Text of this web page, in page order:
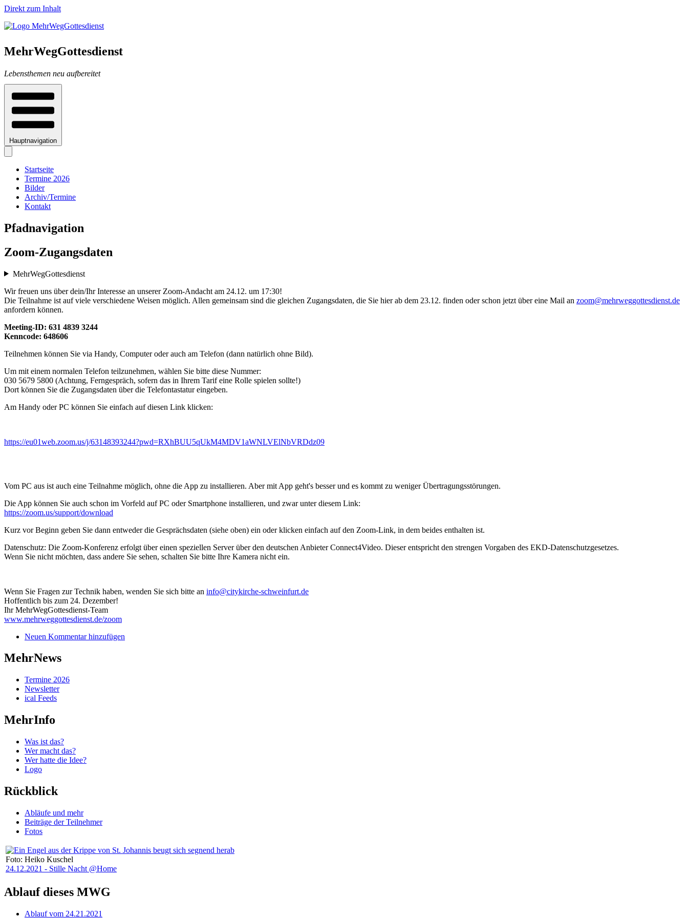
Direkt zum Inhalt
MehrWegGottesdienst
Lebensthemen neu aufbereitet
Hauptnavigation
Startseite
Termine 2026
Bilder
Archiv/Termine
Kontakt
Pfadnavigation
Zoom-Zugangsdaten
MehrWegGottesdienst
Wir freuen uns über dein/Ihr Interesse an unserer Zoom-Andacht am 24.12. um 17:30!
Die Teilnahme ist auf viele verschiedene Weisen möglich. Allen gemeinsam sind die gleichen Zugangsdaten, die Sie hier ab dem 23.12. finden oder schon jetzt über eine Mail an zoom@mehrweggottesdienst.de
anfordern können.
Meeting-ID: 631 4839 3244
Kenncode: 648606
Teilnehmen können Sie via Handy, Computer oder auch am Telefon (dann natürlich ohne Bild).
Um mit einem normalen Telefon teilzunehmen, wählen Sie bitte diese Nummer:
030 5679 5800 (Achtung, Ferngespräch, sofern das in Ihrem Tarif eine Rolle spielen sollte!)
Dort können Sie die Zugangsdaten über die Telefontastatur eingeben.
Am Handy oder PC können Sie einfach auf diesen Link klicken:
https://eu01web.zoom.us/j/63148393244?pwd=RXhBUU5qUkM4MDV1aWNLVElNbVRDdz09
Vom PC aus ist auch eine Teilnahme möglich, ohne die App zu installieren. Aber mit App geht's besser und es kommt zu weniger Übertragungsstörungen.
Die App können Sie auch schon im Vorfeld auf PC oder Smartphone installieren, und zwar unter diesem Link:
https://zoom.us/support/download
Kurz vor Beginn geben Sie dann entweder die Gesprächsdaten (siehe oben) ein oder klicken einfach auf den Zoom-Link, in dem beides enthalten ist.
Datenschutz: Die Zoom-Konferenz erfolgt über einen speziellen Server über den deutschen Anbieter Connect4Video. Dieser entspricht den strengen Vorgaben des EKD-Datenschutzgesetzes.
Wenn Sie nicht möchten, dass andere Sie sehen, schalten Sie bitte Ihre Kamera nicht ein.
Wenn Sie Fragen zur Technik haben, wenden Sie sich bitte an info@citykirche-schweinfurt.de
Hoffentlich bis zum 24. Dezember!
Ihr MehrWegGottesdienst-Team
www.mehrweggottesdienst.de/zoom
Neuen Kommentar hinzufügen
MehrNews
Termine 2026
Newsletter
ical Feeds
MehrInfo
Was ist das?
Wer macht das?
Wer hatte die Idee?
Logo
Rückblick
Abläufe und mehr
Beiträge der Teilnehmer
Fotos
Foto: Heiko Kuschel
24.12.2021 - Stille Nacht @Home
Ablauf dieses MWG
Ablauf vom 24.21.2021